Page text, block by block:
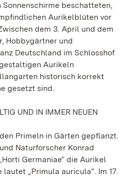
beschatteten,
Aurikelblüten vor
dem 3. April und dem
Hobbygärtner und
Deutschland im Schlosshof
Aurikeln
historisch korrekt
gesetzt sind.
UND IN IMMER NEUEN
Primeln in Gärten gepflanzt.
Naturforscher Konrad
Germaniae“ die Aurikel
„Primula auricula“. Im 17.